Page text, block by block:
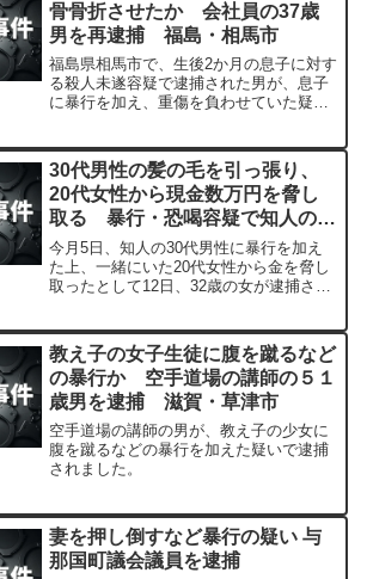
骨骨折させたか 会社員の37歳
男を再逮捕 福島・相馬市
福島県相馬市で、生後2か月の息子に対す
る殺人未遂容疑で逮捕された男が、息子
に暴行を加え、重傷を負わせていた疑い
30代男性の髪の毛を引っ張り、
20代女性から現金数万円を脅し
取る 暴行・恐喝容疑で知人の
32歳女「脅し取ったわけではな
い」などと否認
今月5日、知人の30代男性に暴行を加え
た上、一緒にいた20代女性から金を脅し
取ったとして12日、32歳の女が逮捕され
教え子の女子生徒に腹を蹴るなど
の暴行か 空手道場の講師の５１
歳男を逮捕 滋賀・草津市
空手道場の講師の男が、教え子の少女に
腹を蹴るなどの暴行を加えた疑いで逮捕
されました。
妻を押し倒すなど暴行の疑い 与
那国町議会議員を逮捕